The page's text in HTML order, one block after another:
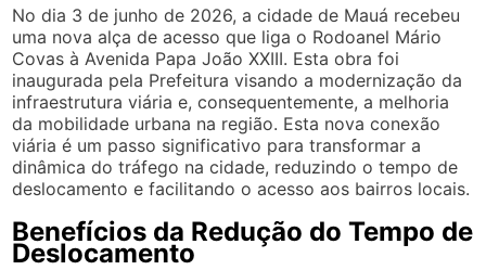
No dia 3 de junho de 2026, a cidade de Mauá recebeu
uma nova alça de acesso que liga o Rodoanel Mário
Covas à Avenida Papa João XXIII. Esta obra foi
inaugurada pela Prefeitura visando a modernização da
infraestrutura viária e, consequentemente, a melhoria
da mobilidade urbana na região. Esta nova conexão
viária é um passo significativo para transformar a
dinâmica do tráfego na cidade, reduzindo o tempo de
deslocamento e facilitando o acesso aos bairros locais.
Benefícios da Redução do Tempo de
Deslocamento